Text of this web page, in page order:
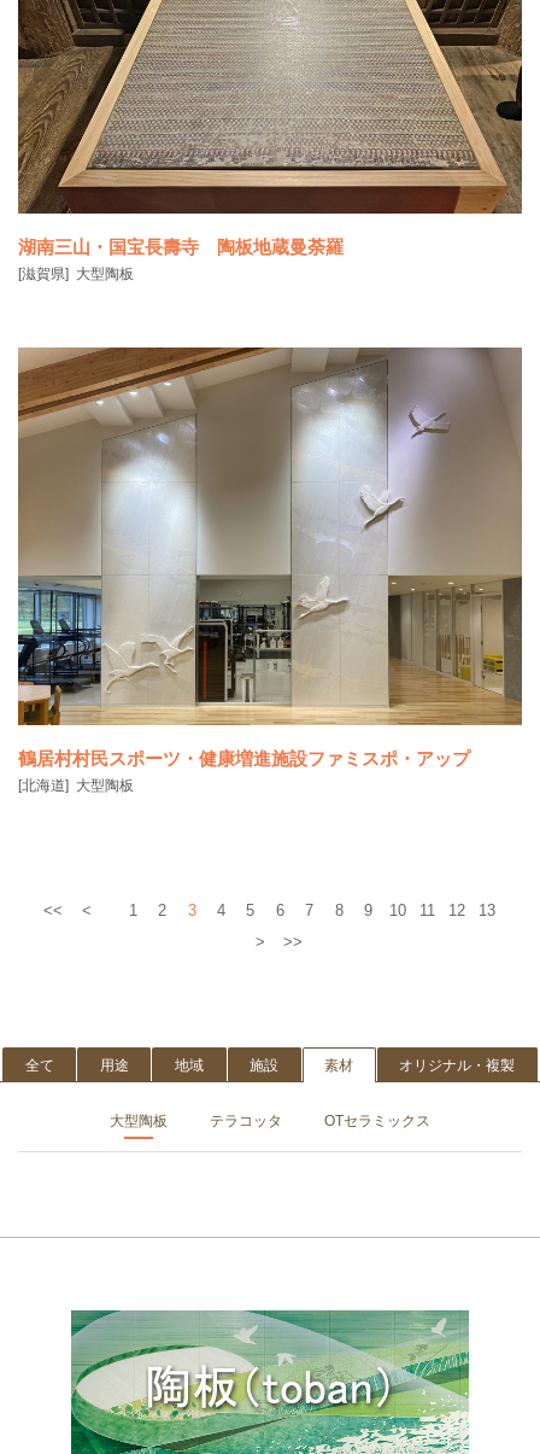
「地蔵曼荼羅」は室町時代から伝わる仏画で、6本の腕を持つ地蔵の周
囲に1体ごとに表
湖南三山・国宝長壽寺 陶板地蔵曼荼羅
[滋賀県] 大型陶板
鶴居村の象徴である鶴が、煌めく雪原を躍動的に飛び立つ様を表現し
鶴居村村民スポーツ・健康増進施設ファミスポ・アップ
[北海道] 大型陶板
<< < 1 2 3 4 5 6 7 8 9 10 11 12
13
>
>>
全て 用途 地域 施設 素材 オリジナル・複製
大型陶板 テラコッタ OTセラミックス